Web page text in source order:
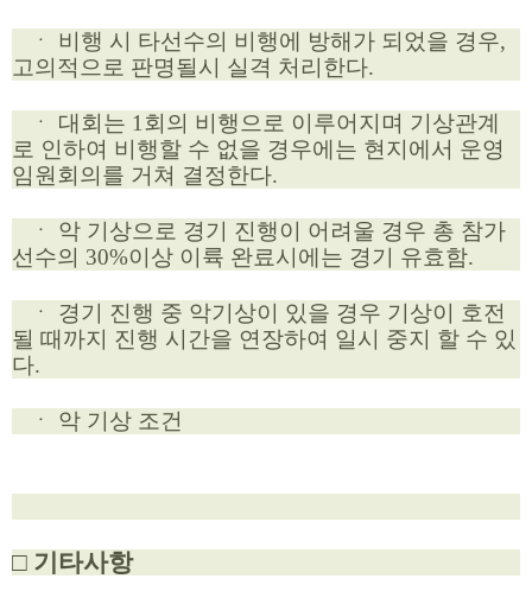
ㆍ 비행 시 타선수의 비행에 방해가 되었을 경우,
고의적으로 판명될시 실격 처리한다.
ㆍ 대회는 1회의 비행으로 이루어지며 기상관계
로 인하여 비행할 수 없을 경우에는 현지에서 운영
임원회의를 거쳐 결정한다.
ㆍ 악 기상으로 경기 진행이 어려울 경우 총 참가
선수의 30%이상 이륙 완료시에는 경기 유효함.
ㆍ 경기 진행 중 악기상이 있을 경우 기상이 호전
될 때까지 진행 시간을 연장하여 일시 중지 할 수 있
다.
ㆍ 악 기상 조건
□ 기타사항